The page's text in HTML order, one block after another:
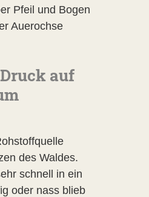
Pfeil und Bogen
Auerochse
auf
des Waldes.
schnell in ein
oder nass blieb